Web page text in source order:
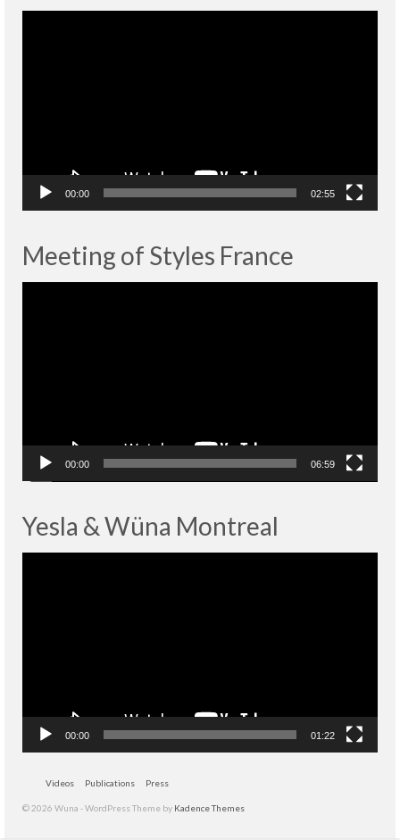
00:00 02:55
Meeting of Styles France
00:00 06:59
Yesla & Wüna Montreal
00:00 01:22
Videos Publications Press
© 2026 Wuna - WordPress Theme by Kadence Themes